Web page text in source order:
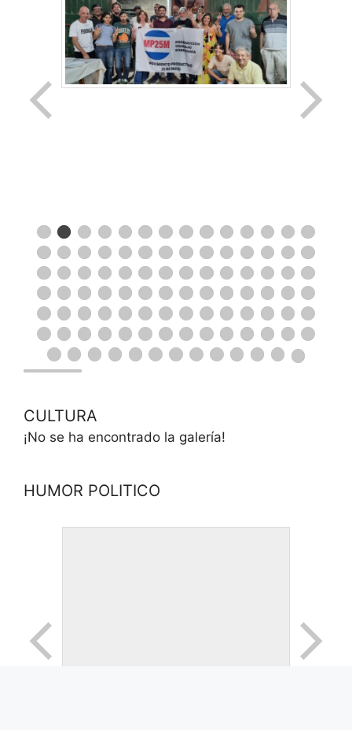
CULTURA
¡No se ha encontrado la galería!
HUMOR POLITICO